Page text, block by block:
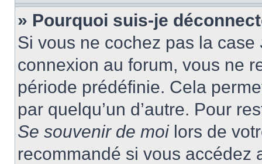
» Pourquoi suis-je
Si vous ne cochez pas la case
connexion au forum, vous ne
période prédéfinie. Cela
par quelqu’un d’autre. Pour
Se souvenir de moilors de
recommandé si vous accédez